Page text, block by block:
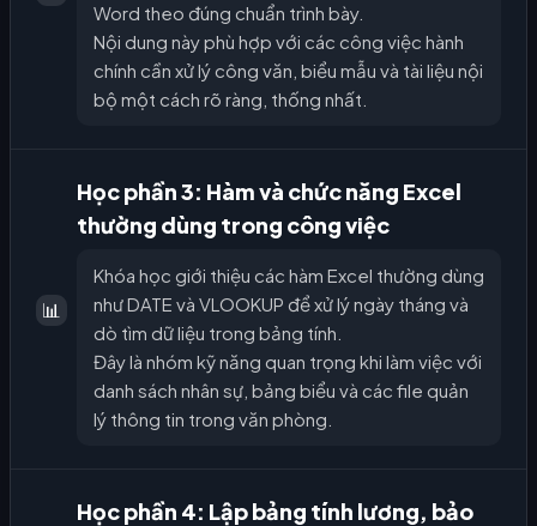
Word theo đúng chuẩn trình bày.
Nội dung này phù hợp với các công việc hành
chính cần xử lý công văn, biểu mẫu và tài liệu nội
bộ một cách rõ ràng, thống nhất.
📊
Học phần 3: Hàm và chức năng Excel
thường dùng trong công việc
Khóa học giới thiệu các hàm Excel thường dùng
như DATE và VLOOKUP để xử lý ngày tháng và
dò tìm dữ liệu trong bảng tính.
Đây là nhóm kỹ năng quan trọng khi làm việc với
danh sách nhân sự, bảng biểu và các file quản
lý thông tin trong văn phòng.
Học phần 4: Lập bảng tính lương, bảo